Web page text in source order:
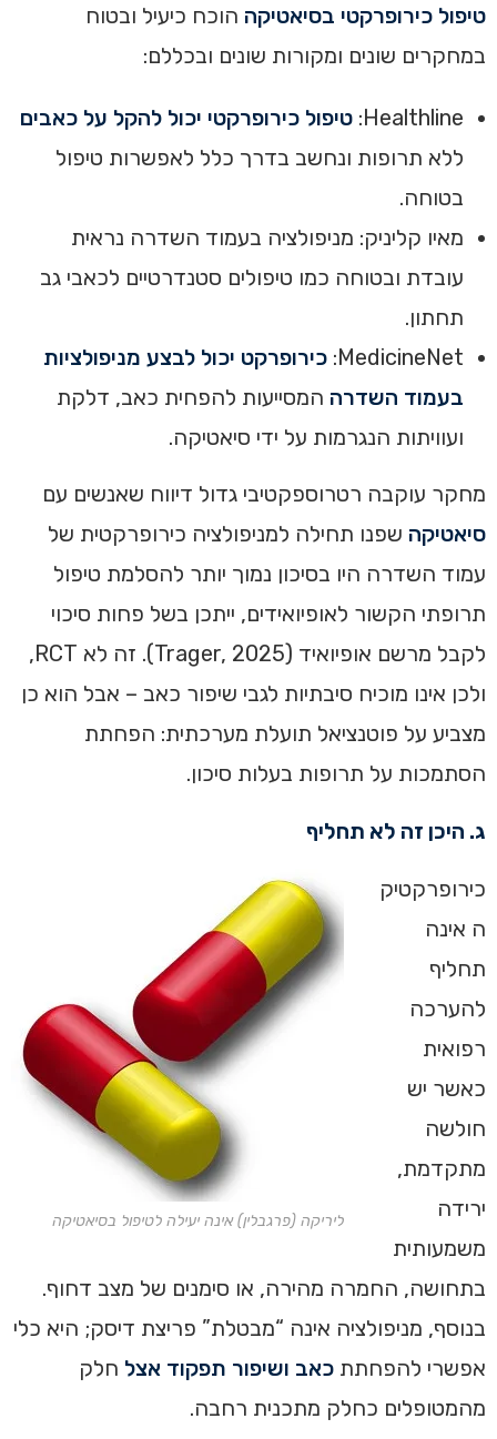
טיפול כירופרקטי בסיאטיקה הוכח כיעיל ובטוח
במחקרים שונים ומקורות שונים ובכללם:
Healthline: טיפול כירופרקטי יכול להקל על כאבים
ללא תרופות ונחשב בדרך כלל לאפשרות טיפול
בטוחה.
מאיו קליניק: מניפולציה בעמוד השדרה נראית
עובדת ובטוחה כמו טיפולים סטנדרטיים לכאבי גב
תחתון.
MedicineNet: כירופרקט יכול לבצע מניפולציות
בעמוד השדרה המסייעות להפחית כאב, דלקת
ועוויתות הנגרמות על ידי סיאטיקה.
מחקר עוקבה רטרוספקטיבי גדול דיווח שאנשים עם
סיאטיקה שפנו תחילה למניפולציה כירופרקטית של
עמוד השדרה היו בסיכון נמוך יותר להסלמת טיפול
תרופתי הקשור לאופיואידים, ייתכן בשל פחות סיכוי
לקבל מרשם אופיואיד (Trager, 2025). זה לא RCT,
ולכן אינו מוכיח סיבתיות לגבי שיפור כאב – אבל הוא כן
מצביע על פוטנציאל תועלת מערכתית: הפחתת
הסתמכות על תרופות בעלות סיכון.
ג. היכן זה לא תחליף
ליריקה (פרגבלין) אינה יעילה לטיפול בסיאטיקה
כירופרקטיק
ה אינה
תחליף
להערכה
רפואית
כאשר יש
חולשה
מתקדמת,
ירידה
משמעותית
בתחושה, החמרה מהירה, או סימנים של מצב דחוף.
בנוסף, מניפולציה אינה “מבטלת” פריצת דיסק; היא כלי
אפשרי להפחתת כאב ושיפור תפקוד אצל חלק
מהמטופלים כחלק מתכנית רחבה.